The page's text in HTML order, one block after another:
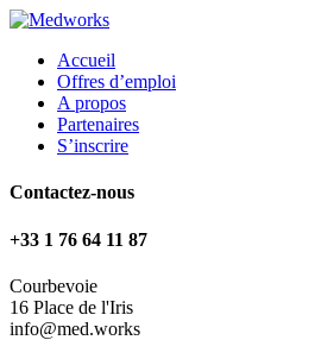
Accueil
Offres d’emploi
A propos
Partenaires
S’inscrire
Contactez-nous
+33 1 76 64 11 87
Courbevoie
16 Place de l'Iris
info@med.works